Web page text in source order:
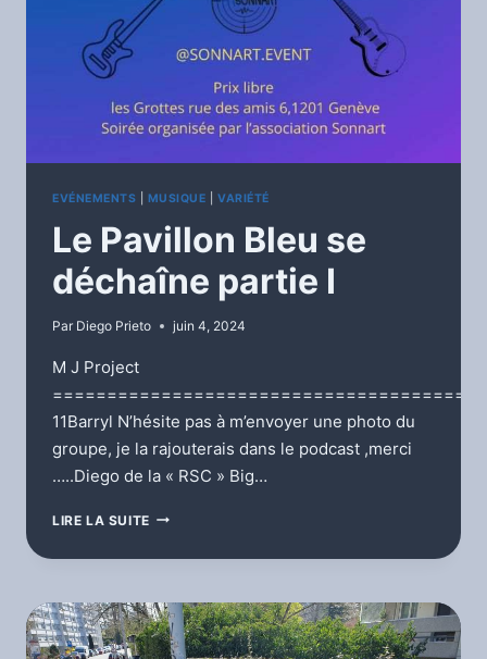
EVÉNEMENTS MUSIQUE |VARIÉTÉ
Le Pavillon Bleu se
déchaîne partie I
Par Diego Prieto juin 4, 2024
M J Project
11Barryl N’hésite pas à m’envoyer une photo du
groupe, je la rajouterais dans le podcast ,merci
…..Diego de la « RSC » Big…
LIRE LA SUITE LE
BLEU
DÉCHAÎNE
PARTIE
I